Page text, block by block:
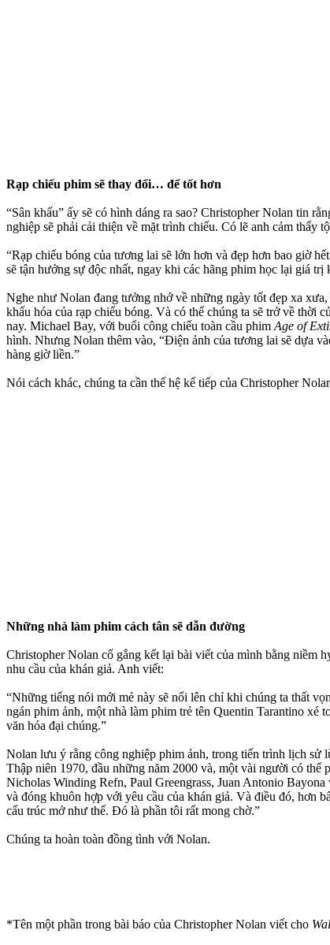
Rạp chiếu phim sẽ thay đổi… để tốt hơn
“Sân khấu” ấy sẽ có hình dáng ra sao? Christopher Nolan tin
nghiệp sẽ phải cải thiện về mặt trình chiếu. Có lẽ anh cảm
“Rạp chiếu bóng của tương lai sẽ lớn hơn và đẹp hơn bao giờ
sẽ tận hưởng sự độc nhất, ngay khi các hãng phim học lại giá
Nghe như Nolan đang tưởng nhớ về những ngày tốt đẹp xa
khấu hóa của rạp chiếu bóng. Và có thể chúng ta sẽ trở về
nay. Michael Bay, với buổi công chiếu toàn cầu phim Age of
hình. Nhưng Nolan thêm vào, “Điện ảnh của tương lai sẽ dựa
hàng giờ liền.”
Nói cách khác, chúng ta cần thế hệ kế tiếp của Christopher
Những nhà làm phim cách tân sẽ dẫn đường
Christopher Nolan cố gắng kết lại bài viết của mình bằng niềm
nhu cầu của khán giả. Anh viết:
“Những tiếng nói mới mẻ này sẽ nổi lên chỉ khi chúng ta thất
ngán phim ảnh, một nhà làm phim trẻ tên Quentin Tarantino xé
văn hóa đại chúng.”
Nolan lưu ý rằng công nghiệp phim ảnh, trong tiến trình lịch sử
Thập niên 1970, đầu những năm 2000 và, một vài người có
Nicholas Winding Refn, Paul Greengrass, Juan Antonio
và đóng khuôn hợp với yêu cầu của khán giả. Và điều đó, hơn
cấu trúc mở như thế. Đó là phần tôi rất mong chờ.”
Chúng ta hoàn toàn đồng tình với Nolan.
*Tên một phần trong bài báo của Christopher Nolan viết cho